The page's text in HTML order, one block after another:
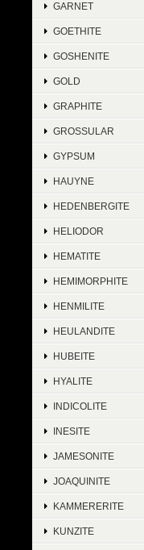
GARNET
GOETHITE
GOSHENITE
GOLD
GRAPHITE
GROSSULAR
GYPSUM
HAUYNE
HEDENBERGITE
HELIODOR
HEMATITE
HEMIMORPHITE
HENMILITE
HEULANDITE
HUBEITE
HYALITE
INDICOLITE
INESITE
JAMESONITE
JOAQUINITE
KAMMERERITE
KUNZITE